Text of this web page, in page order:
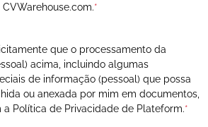
CVWarehouse.com.*
que o processamento da
acima, incluindo algumas
de informação (pessoal) que possa
ou anexada por mim em documentos,
a Política de Privacidade de Plateform.*